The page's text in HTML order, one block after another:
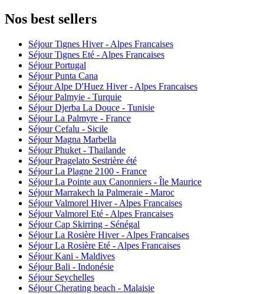
Nos best sellers
Séjour Tignes Hiver - Alpes Francaises
Séjour Tignes Eté - Alpes Francaises
Séjour Portugal
Séjour Punta Cana
Séjour Alpe D'Huez Hiver - Alpes Francaises
Séjour Palmyie - Turquie
Séjour Djerba La Douce - Tunisie
Séjour La Palmyre - France
Séjour Cefalu - Sicile
Séjour Magna Marbella
Séjour Phuket - Thailande
Séjour Pragelato Sestrière été
Séjour La Plagne 2100 - France
Séjour La Pointe aux Canonniers - Île Maurice
Séjour Marrakech la Palmeraie - Maroc
Séjour Valmorel Hiver - Alpes Francaises
Séjour Valmorel Eté - Alpes Francaises
Séjour Cap Skirring - Sénégal
Séjour La Rosière Hiver - Alpes Francaises
Séjour La Rosière Eté - Alpes Francaises
Séjour Kani - Maldives
Séjour Bali - Indonésie
Séjour Seychelles
Séjour Cherating beach - Malaisie